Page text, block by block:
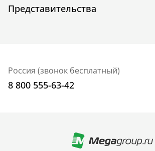
Представительства
Россия (звонок бесплатный)
8 800 555-63-42
+7 (499) 705-30-10